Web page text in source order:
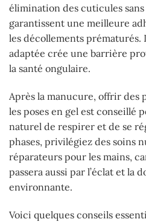
élimination des cuticules sans
garantissent une meilleure
les décollements prématurés.
adaptée crée une barrière
la santé ongulaire.
Après la manucure, offrir des
les poses en gel est conseillé
naturel de respirer et de se
phases, privilégiez des soins
réparateurs pour les mains,
passera aussi par l’éclat et la
environnante.
Voici quelques conseils